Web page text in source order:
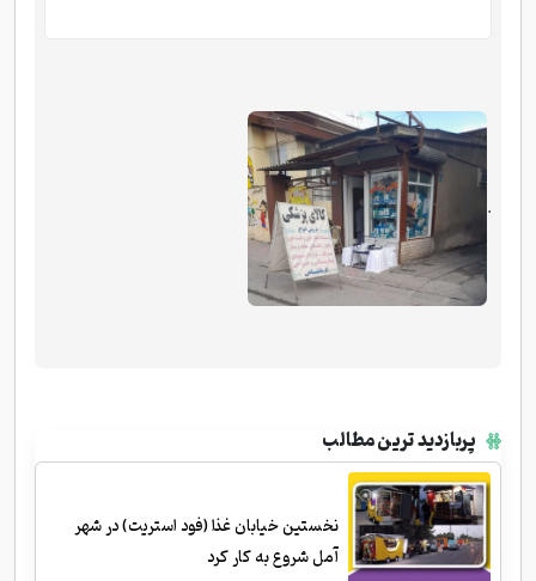
.
پربازدید ترین مطالب
نخستین خیابان غذا (فود استریت) در شهر
آمل شروع به کار کرد